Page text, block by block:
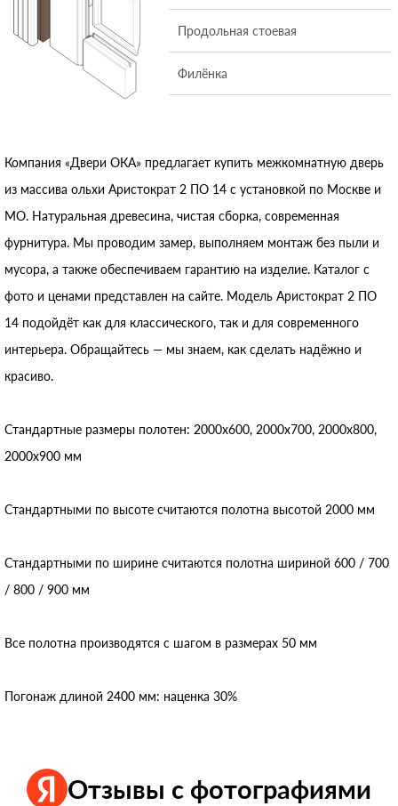
Продольная стоевая
Филёнка
Компания «Двери ОКА» предлагает купить межкомнатную дверь
из массива ольхи Аристократ 2 ПО 14 с установкой по Москве и
МО. Натуральная древесина, чистая сборка, современная
фурнитура. Мы проводим замер, выполняем монтаж без пыли и
мусора, а также обеспечиваем гарантию на изделие. Каталог с
фото и ценами представлен на сайте. Модель Аристократ 2 ПО
14 подойдёт как для классического, так и для современного
интерьера. Обращайтесь — мы знаем, как сделать надёжно и
красиво.
Стандартные размеры полотен: 2000x600, 2000x700, 2000x800,
2000x900 мм
Стандартными по высоте считаются полотна высотой 2000 мм
Стандартными по ширине считаются полотна шириной 600 / 700
/ 800 / 900 мм
Все полотна производятся с шагом в размерах 50 мм
Погонаж длиной 2400 мм: наценка 30%
Отзывы с фотографиями